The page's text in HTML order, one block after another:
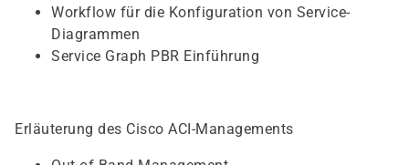
Workflow für die Konfiguration von Service-
Diagrammen
Service Graph PBR Einführung
Erläuterung des Cisco ACI-Managements